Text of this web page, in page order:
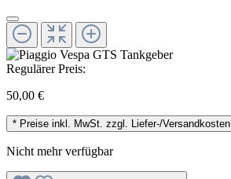
Regulärer Preis:
50,00 €
* Preise inkl. MwSt. zzgl. Liefer-/Versandkosten
Nicht mehr verfügbar